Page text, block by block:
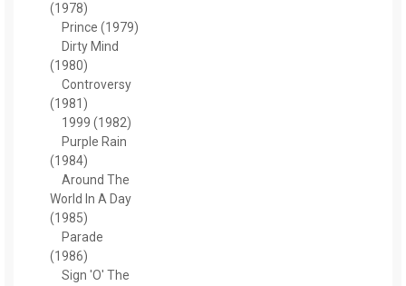
(1978)
Prince (1979)
Dirty Mind
(1980)
Controversy
(1981)
1999 (1982)
Purple Rain
(1984)
Around The
World In A Day
(1985)
Parade
(1986)
Sign 'O' The